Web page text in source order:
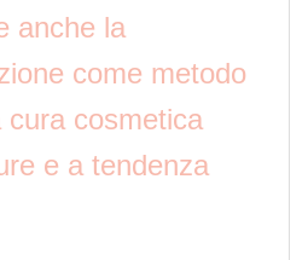
anche la
come metodo
cura cosmetica
e a tendenza